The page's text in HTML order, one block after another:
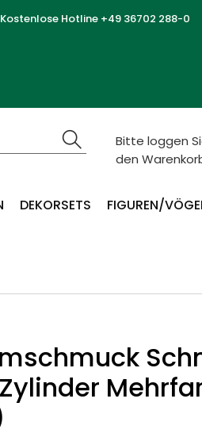
Kostenlose Hotline +49 36702 288-0
Bitte loggen
den
DEKORSETS
FIGUREN/